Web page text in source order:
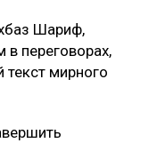
Шариф,
переговорах,
текст мирного